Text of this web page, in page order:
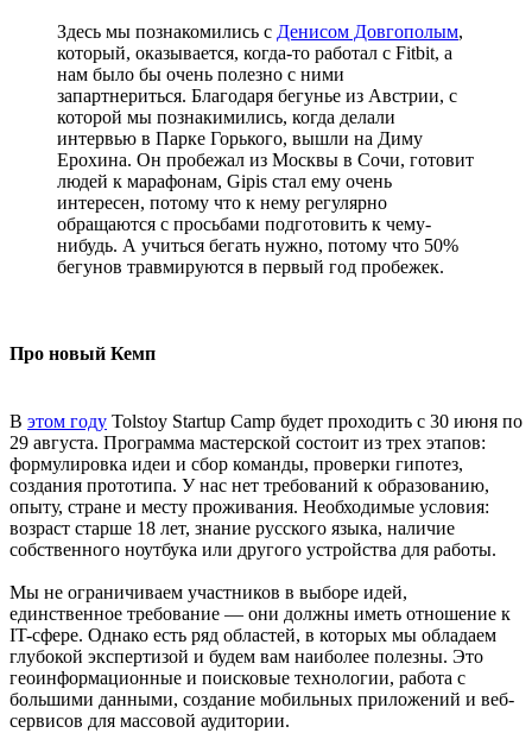
Здесь мы познакомились с Денисом Довгополым,
который, оказывается, когда-то работал с Fitbit, а
нам было бы очень полезно с ними
запартнериться. Благодаря бегунье из Австрии, с
которой мы познакимились, когда делали
интервью в Парке Горького, вышли на Диму
Ерохина. Он пробежал из Москвы в Сочи, готовит
людей к марафонам, Gipis стал ему очень
интересен, потому что к нему регулярно
обращаются с просьбами подготовить к чему-
нибудь. А учиться бегать нужно, потому что 50%
бегунов травмируются в первый год пробежек.
Про новый Кемп
В этом году Tolstoy Startup Camp будет проходить с 30 июня по
29 августа. Программа мастерской состоит из трех этапов:
формулировка идеи и сбор команды, проверки гипотез,
создания прототипа. У нас нет требований к образованию,
опыту, стране и месту проживания. Необходимые условия:
возраст старше 18 лет, знание русского языка, наличие
собственного ноутбука или другого устройства для работы.
Мы не ограничиваем участников в выборе идей,
единственное требование — они должны иметь отношение к
IT-сфере. Однако есть ряд областей, в которых мы обладаем
глубокой экспертизой и будем вам наиболее полезны. Это
геоинформационные и поисковые технологии, работа с
большими данными, создание мобильных приложений и веб-
сервисов для массовой аудитории.